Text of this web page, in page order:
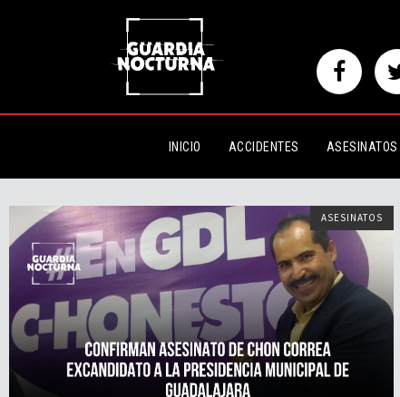
INICIO ACCIDENTES ASESINATOS
ASESINATOS